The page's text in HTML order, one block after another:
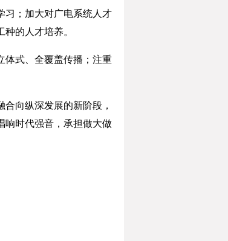
习；加大对广电系统人才
的人才培养。
体式、全覆盖传播；注重
向纵深发展的新阶段，
响时代强音，承担做大做